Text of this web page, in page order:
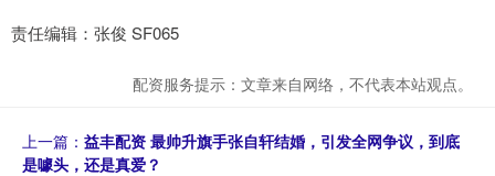
责任编辑：张俊 SF065
配资服务提示：文章来自网络，不代表本站观点。
上一篇： 益丰配资 最帅升旗手张自轩结婚，引发全网争议，到底
是噱头，还是真爱？